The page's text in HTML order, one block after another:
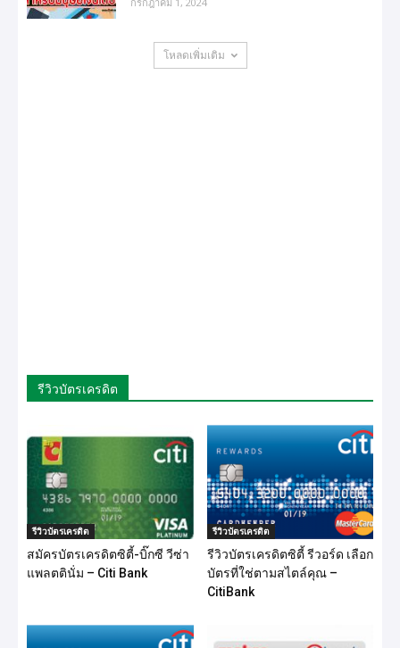
โหลดเพิ่มเติม
รีวิวบัตรเครดิต
รีวิวบัตรเครดิต
สมัครบัตรเครดิตซิตี้-บิ๊กซี วีซ่า
แพลตตินั่ม – Citi Bank
รีวิวบัตรเครดิต
รีวิวบัตรเครดิตซิตี้ รีวอร์ด เลือก
บัตรที่ใช่ตามสไตล์คุณ –
CitiBank